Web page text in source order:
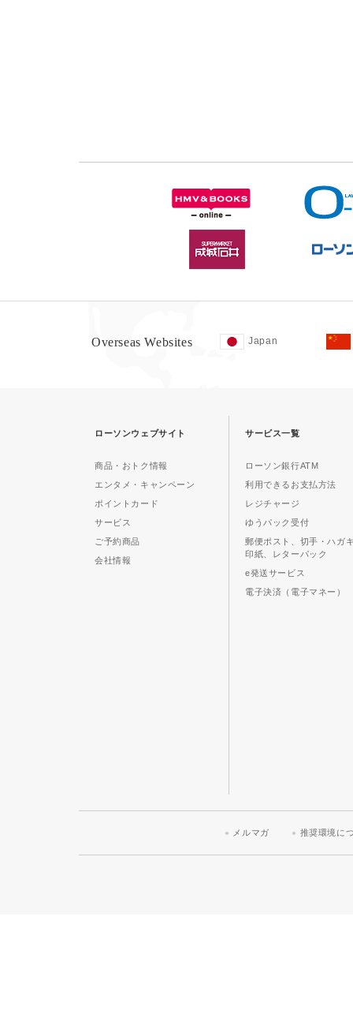
Overseas Websites Japan
ローソンウェブサイト
商品・おトク情報
エンタメ・キャンペーン
ポイントカード
サービス
ご予約商品
会社情報
サービス一覧
ローソン銀行ATM
利用できるお支払方法
レジチャージ
ゆうパック受付
郵便ポスト、切手・ハガ
印紙、レターパック
e発送サービス
電子決済（電子マネー）
メルマガ 推奨環境に